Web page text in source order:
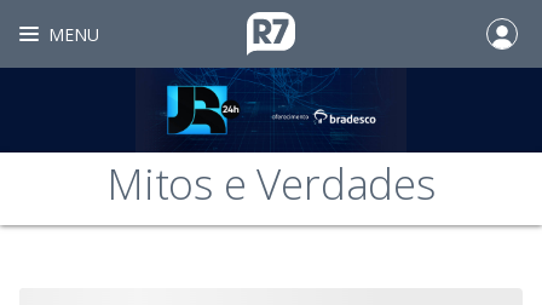
MENU
Mitos e Verdades